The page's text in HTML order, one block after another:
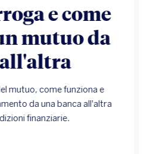
e come
mutuo da
mutuo, come funziona e
da una banca all'altra
finanziarie.